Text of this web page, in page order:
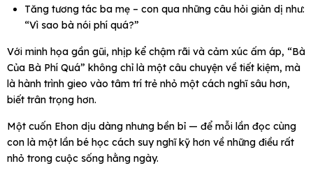
Tăng tương tác ba mẹ – con qua những câu hỏi giản dị như:
“Vì sao bà nói phí quá?”
Với minh họa gần gũi, nhịp kể chậm rãi và cảm xúc ấm áp, “Bà
Của Bà Phí Quá” không chỉ là một câu chuyện về tiết kiệm, mà
là hành trình gieo vào tâm trí trẻ nhỏ một cách nghĩ sâu hơn,
biết trân trọng hơn.
Một cuốn Ehon dịu dàng nhưng bền bỉ — để mỗi lần đọc cùng
con là một lần bé học cách suy nghĩ kỹ hơn về những điều rất
nhỏ trong cuộc sống hằng ngày.